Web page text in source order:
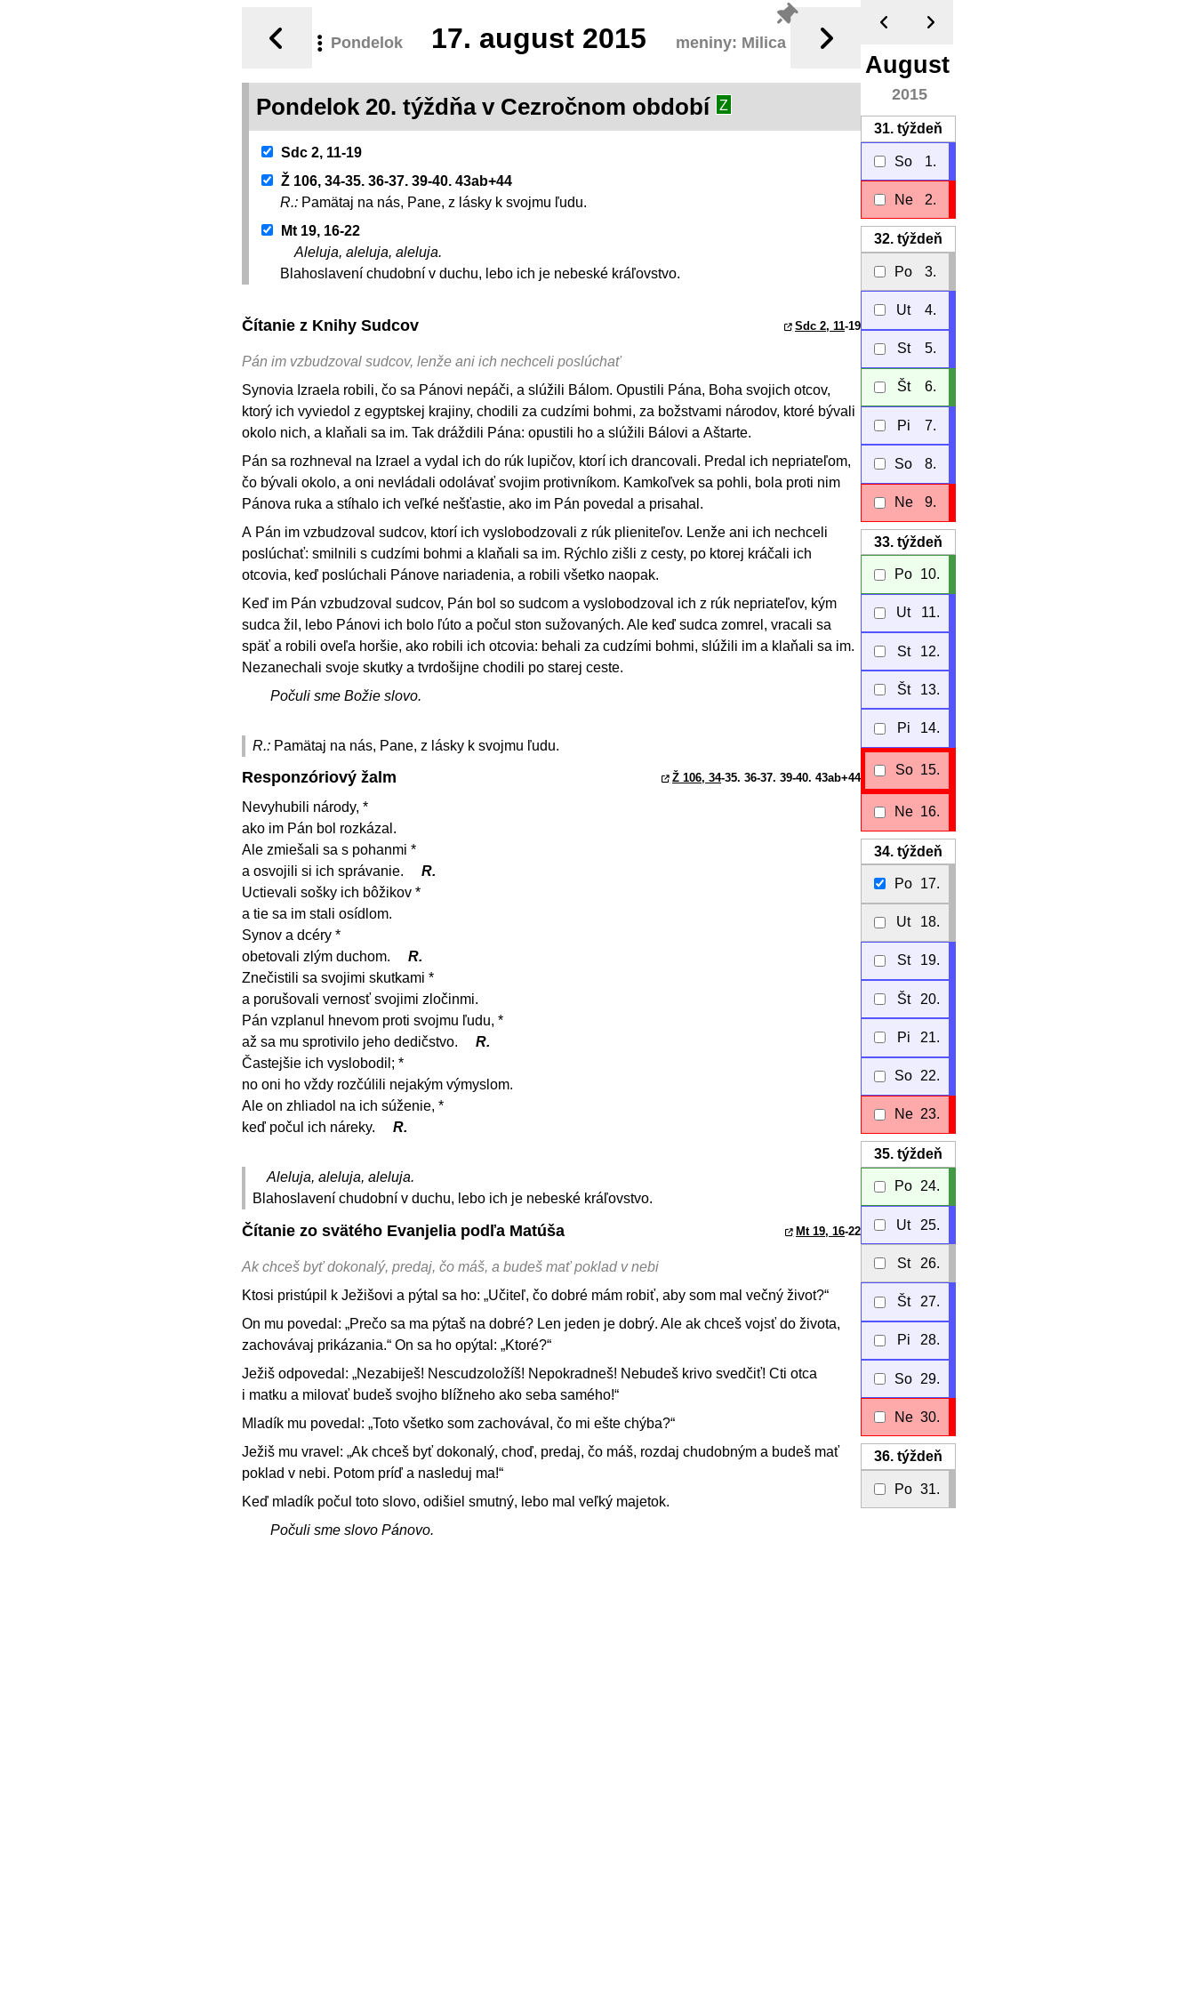
Pondelok 17. august 2015 meniny: Milica
Pondelok 20. týždňa v Cezročnom období Z
Sdc 2, 11-19
Ž 106, 34-35. 36-37. 39-40. 43ab+44
R.: Pamätaj na nás, Pane, z lásky k svojmu ľudu.
Mt 19, 16-22
Aleluja, aleluja, aleluja.
Blahoslavení chudobní v duchu, lebo ich je nebeské kráľovstvo.
Čítanie z Knihy Sudcov Sdc 2, 11-19
Pán im vzbudzoval sudcov, lenže ani ich nechceli poslúchať
Synovia Izraela robili, čo sa Pánovi nepáči, a slúžili Bálom. Opustili Pána, Boha svojich otcov,
ktorý ich vyviedol z egyptskej krajiny, chodili za cudzími bohmi, za božstvami národov, ktoré bývali
okolo nich, a klaňali sa im. Tak dráždili Pána: opustili ho a slúžili Bálovi a Aštarte.
Pán sa rozhneval na Izrael a vydal ich do rúk lupičov, ktorí ich drancovali. Predal ich nepriateľom,
čo bývali okolo, a oni nevládali odolávať svojim protivníkom. Kamkoľvek sa pohli, bola proti nim
Pánova ruka a stíhalo ich veľké nešťastie, ako im Pán povedal a prisahal.
A Pán im vzbudzoval sudcov, ktorí ich vyslobodzovali z rúk plieniteľov. Lenže ani ich nechceli
poslúchať: smilnili s cudzími bohmi a klaňali sa im. Rýchlo zišli z cesty, po ktorej kráčali ich
otcovia, keď poslúchali Pánove nariadenia, a robili všetko naopak.
Keď im Pán vzbudzoval sudcov, Pán bol so sudcom a vyslobodzoval ich z rúk nepriateľov, kým
sudca žil, lebo Pánovi ich bolo ľúto a počul ston sužovaných. Ale keď sudca zomrel, vracali sa
späť a robili oveľa horšie, ako robili ich otcovia: behali za cudzími bohmi, slúžili im a klaňali sa im.
Nezanechali svoje skutky a tvrdošijne chodili po starej ceste.
Počuli sme Božie slovo.
R.: Pamätaj na nás, Pane, z lásky k svojmu ľudu.
Responzóriový žalm Ž 106, 34-35. 36-37. 39-40. 43ab+44
Nevyhubili národy, *
ako im Pán bol rozkázal.
Ale zmiešali sa s pohanmi *
a osvojili si ich správanie.
R.
Uctievali sošky ich bôžikov *
a tie sa im stali osídlom.
Synov a dcéry *
obetovali zlým duchom.
R.
Znečistili sa svojimi skutkami *
a porušovali vernosť svojimi zločinmi.
Pán vzplanul hnevom proti svojmu ľudu, *
až sa mu sprotivilo jeho dedičstvo.
R.
Častejšie ich vyslobodil; *
no oni ho vždy rozčúlili nejakým výmyslom.
Ale on zhliadol na ich súženie, *
keď počul ich náreky.
R.
Aleluja, aleluja, aleluja.
Blahoslavení chudobní v duchu, lebo ich je nebeské kráľovstvo.
Čítanie zo svätého Evanjelia podľa Matúša Mt 19, 16-22
Ak chceš byť dokonalý, predaj, čo máš, a budeš mať poklad v nebi
Ktosi pristúpil k Ježišovi a pýtal sa ho: „Učiteľ, čo dobré mám robiť, aby som mal večný život?“
On mu povedal: „Prečo sa ma pýtaš na dobré? Len jeden je dobrý. Ale ak chceš vojsť do života,
zachovávaj prikázania.“ On sa ho opýtal: „Ktoré?“
Ježiš odpovedal: „Nezabiješ! Nescudzoložíš! Nepokradneš! Nebudeš krivo svedčiť! Cti otca
i matku a milovať budeš svojho blížneho ako seba samého!“
Mladík mu povedal: „Toto všetko som zachovával, čo mi ešte chýba?“
Ježiš mu vravel: „Ak chceš byť dokonalý, choď, predaj, čo máš, rozdaj chudobným a budeš mať
poklad v nebi. Potom príď a nasleduj ma!“
Keď mladík počul toto slovo, odišiel smutný, lebo mal veľký majetok.
Počuli sme slovo Pánovo.
August
2015
31. týždeň
So 1.
Ne 2.
32. týždeň
Po 3.
Ut 4.
St 5.
Št 6.
Pi 7.
So 8.
Ne 9.
33. týždeň
Po 10.
Ut 11.
St 12.
Št 13.
Pi 14.
So 15.
Ne 16.
34. týždeň
Po 17.
Ut 18.
St 19.
Št 20.
Pi 21.
So 22.
Ne 23.
35. týždeň
Po 24.
Ut 25.
St 26.
Št 27.
Pi 28.
So 29.
Ne 30.
36. týždeň
Po 31.